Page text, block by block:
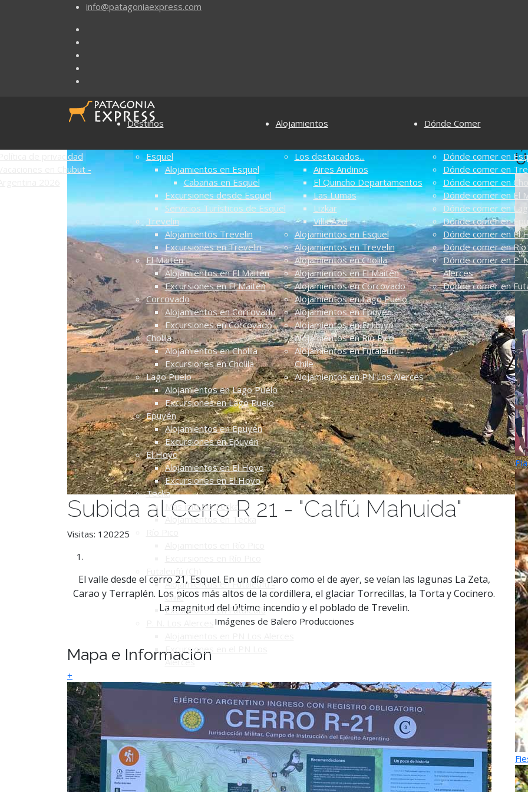
info@patagoniaexpress.com
de privacidad
en Chubut -
Destinos
Esquel
Alojamientos en Esquel
Cabañas en Esquel
Excursiones desde Esquel
Servicios Turísticos de Esquel
Trevelin
Alojamientos Trevelin
Excursiones en Trevelin
El Maitén
Alojamientos en El Maitén
Excursiones en El Maitén
Corcovado
Alojamientos en Corcovado
Excursiones en Corcovado
Cholila
Alojamientos en Cholila
Excursiones en Cholila
Lago Puelo
Alojamientos en Lago Puelo
Excursiones en Lago Puelo
Epuyén
Alojamientos en Epuyén
Excursiones en Epuyén
El Hoyo
Alojamientos en El Hoyo
Excursiones en El Hoyo
Tecka
Más info de Tecka
Alojamientos en Tecka
Alojamientos en Futaleufú -
Chile
Excursiones en Futaleufú
Excursiones en el PN Los
Alerces
Alojamientos
Los destacados...
Aires Andinos
El Quincho Departamentos
Las Lumas
Lizkar
Villa Azul
Alojamientos en Esquel
Alojamientos en Trevelin
Alojamientos en Cholila
Alojamientos en El Maitén
Alojamientos en Corcovado
Alojamientos en Lago Puelo
Alojamientos en Epuyén
Alojamientos en El Hoyo
Alojamientos en Río Pico
Alojamientos en Futaleufú -
Chile
Alojamientos en PN Los Alerces
Dónde Comer
Dónde comer en
Dónde comer en
Dónde comer en
Dónde comer en El
Dónde comer en
Dónde comer en
Dónde comer en El
Dónde comer en Río
Dónde comer en P.
Alerces
Dónde comer en
Subida al Cerro R 21 - "Calfú Mahuida"
Visitas: 120225
El valle desde el cerro 21, Esquel. En un día claro como el de ayer, se veían las lagunas La Zeta,
Carao y Terraplén. Los picos más altos de la cordillera, el glaciar Torrecillas, la Torta y Cocinero.
La magnitud del último incendio y el poblado de Trevelin.
Imágenes de Balero Producciones
Mapa e Información
+